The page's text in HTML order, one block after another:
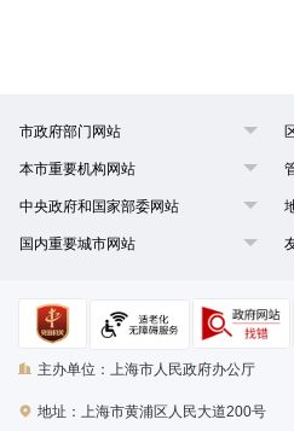
市政府部门网站
本市重要机构网站
中央政府和国家部委网站
国内重要城市网站
主办单位：上海市人民政府办公厅
地址：上海市黄浦区人民大道200号